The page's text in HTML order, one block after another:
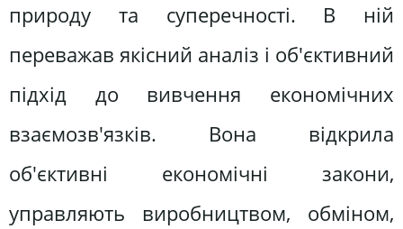
природу та суперечності. В ній
переважав якісний аналіз і об'єктивний
підхід до вивчення економічних
взаємозв'язків. Вона відкрила
об'єктивні економічні закони,
управляють виробництвом, обміном,